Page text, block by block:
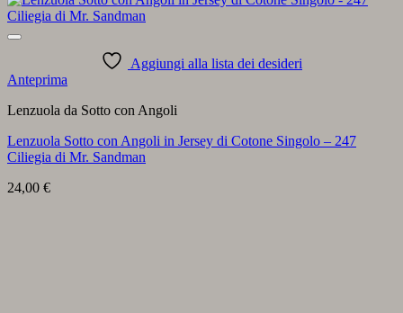
Aggiungi alla lista dei desideri
Anteprima
Lenzuola da Sotto con Angoli
Lenzuola Sotto con Angoli in Jersey di Cotone Singolo – 247
Ciliegia di Mr. Sandman
24,00 €